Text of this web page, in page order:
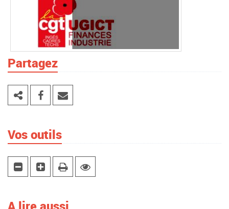
Partagez
Vos outils
A lire aussi